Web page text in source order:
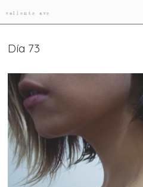
valiente ave
Día 73